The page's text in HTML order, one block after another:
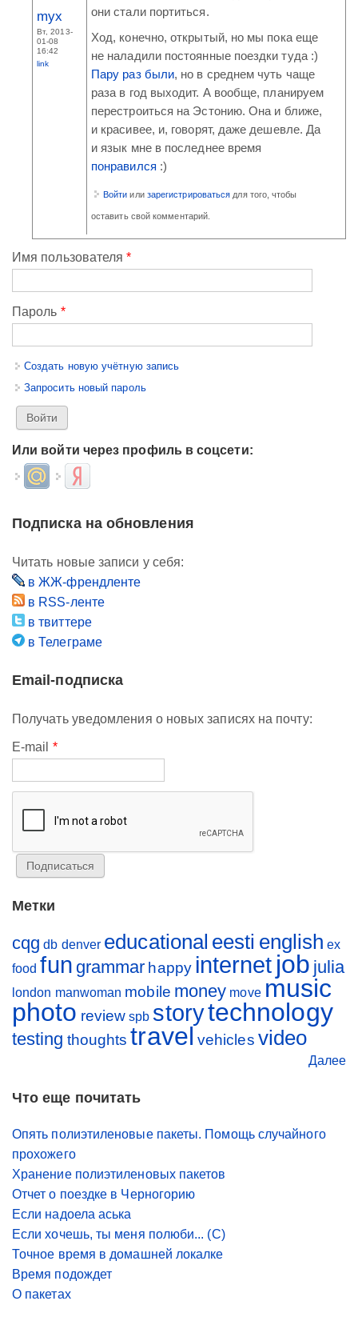
myx
Вт, 2013-
01-08
16:42
link
они стали портиться.
Ход, конечно, открытый, но мы пока еще
не наладили постоянные поездки туда :)
Пару раз были, но в среднем чуть чаще
раза в год выходит. А вообще, планируем
перестроиться на Эстонию. Она и ближе,
и красивее, и, говорят, даже дешевле. Да
и язык мне в последнее время
понравился :)
Войти или зарегистрироваться для того, чтобы
оставить свой комментарий.
Имя пользователя*
Пароль *
Создать новую учётную запись
Запросить новый пароль
Или войти через профиль в соцсети:
Login with Mail.ruLogin with Яндекс
Подписка на обновления
Читать новые записи у себя:
в ЖЖ-френдленте
в RSS-ленте
в твиттере
в Телеграме
Email-подписка
Получать уведомления о новых записях на почту:
E-mail *
Метки
cqg db denver educational eesti english ex
food fun grammar happy internet job julia
london manwoman mobile money move music
photo review spb storytechnology
testing thoughts travel vehicles video
Далее
Что еще почитать
Опять полиэтиленовые пакеты. Помощь случайного
прохожего
Хранение полиэтиленовых пакетов
Отчет о поездке в Черногорию
Если надоела аська
Если хочешь, ты меня полюби... (С)
Точное время в домашней локалке
Время подождет
О пакетах